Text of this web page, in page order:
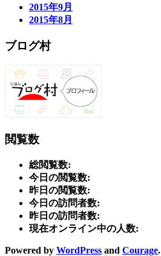
2015年9月
2015年8月
ブログ村
閲覧数
総閲覧数:
今日の閲覧数:
昨日の閲覧数:
今日の訪問者数:
昨日の訪問者数:
現在オンライン中の人数:
Powered by WordPress and Courage.